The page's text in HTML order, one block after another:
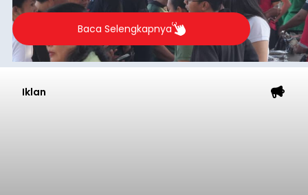
Baca Selengkapnya
Iklan